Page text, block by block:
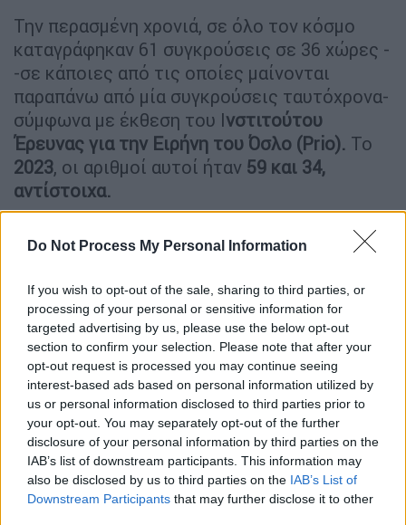
Do Not Process My Personal Information
If you wish to opt-out of the sale, sharing to third parties, or
processing of your personal or sensitive information for
targeted advertising by us, please use the below opt-out
section to confirm your selection. Please note that after your
opt-out request is processed you may continue seeing
interest-based ads based on personal information utilized by
us or personal information disclosed to third parties prior to
your opt-out. You may separately opt-out of the further
disclosure of your personal information by third parties on the
IAB’s list of downstream participants. This information may
also be disclosed by us to third parties on the IAB’s List of
Downstream Participants that may further disclose it to other
Την περασμένη χρονιά, σε όλο τον κόσμο
καταγράφηκαν 61 συγκρούσεις σε 36 χώρες -
-σε κάποιες από τις οποίες μαίνονται
παραπάνω από μία συγκρούσεις ταυτόχρονα-
σύμφωνα με έκθεση του Ινστιτούτου
Έρευνας για την Ειρήνη του Όσλο (Prio). Το
2023, οι αριθμοί αυτοί ήταν 59 και 34,
αντίστοιχα.
ΔΙΑΒΑΣΤΕ ΕΠΙΣΗΣ
Κόσμος|11.06.2025 11:23
Οπισθοχώρηση «βόμβα» από Μασκ:
«Μετανιώνω για κάποιες από τις
αναρτήσεις μου για τον Τραμπ»
«Δεν είναι απλά κορύφωση, είναι μια
διαρθρωτική αλλαγή.Ο κόσμος σήμερα είναι
πολύ πιο βίαιος και πολύ πιο
κατακερματισμένος απ’ ό,τι ήταν πριν από 10